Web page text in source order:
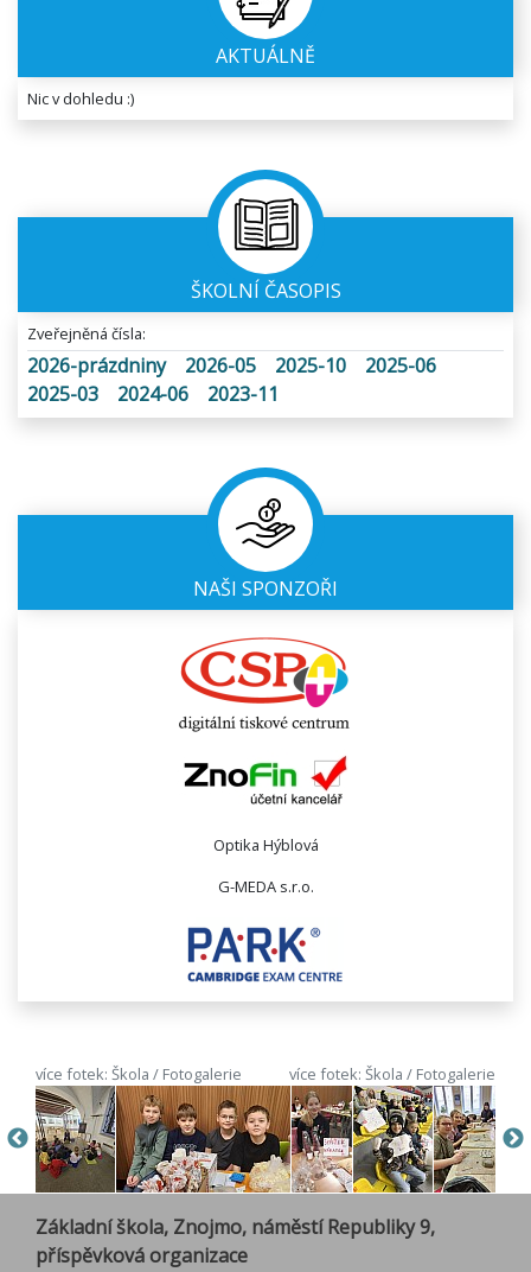
AKTUÁLNĚ
Nic v dohledu :)
ŠKOLNÍ ČASOPIS
Zveřejněná čísla:
2026-prázdniny 2026-05 2025-10
2025-06
2025-03
2024-06 2023-11
NAŠI SPONZOŘI
Optika Hýblová
G-MEDA s.r.o.
více fotek: Škola / Fotogalerie více fotek: Škola / Fotogalerie
Základní škola, Znojmo, náměstí Republiky 9,
příspěvková organizace